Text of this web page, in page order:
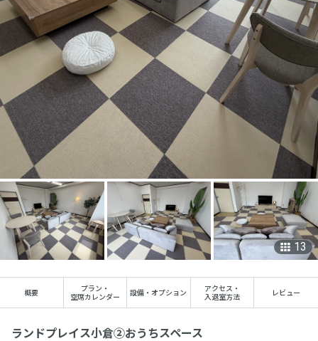
13
概要
プラン ・
空席カレンダー
設備・オプション
アクセス ・
入退室方法
レビュー
ランドプレイス小倉②おうちスペース